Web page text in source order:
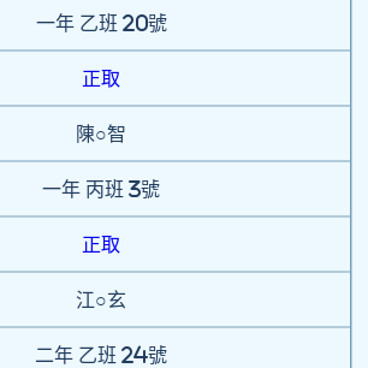
一年 乙班 20號
正取
陳○智
一年 丙班 3號
正取
江○玄
二年 乙班 24號